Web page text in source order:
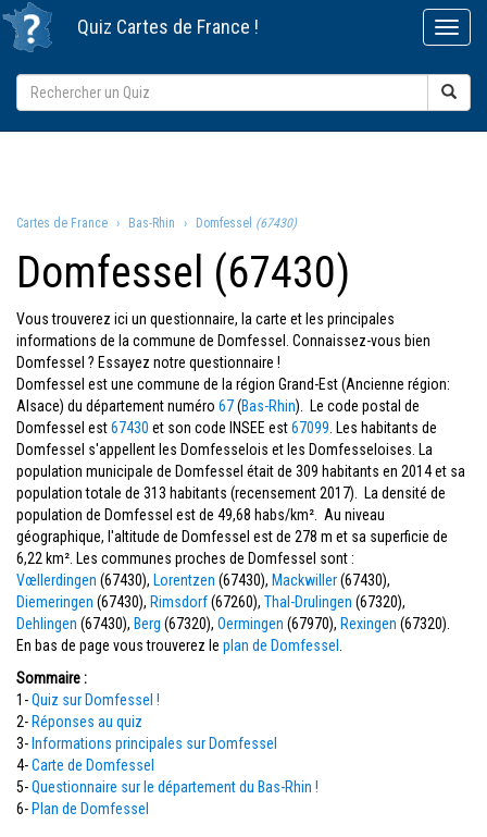
Quiz Cartes de France !
Cartes de France Bas-Rhin Domfessel (67430)
Domfessel (67430)
Vous trouverez ici un questionnaire, la carte et les principales
informations de la commune de Domfessel. Connaissez-vous bien
Domfessel ? Essayez notre questionnaire !
Domfessel est une commune de la région Grand-Est (Ancienne région:
Alsace) du département numéro 67(Bas-Rhin). Le code postal de
Domfessel est67430 et son code INSEE est67099 . Les habitants de
Domfessel s'appellent les Domfesselois et les Domfesseloises. La
population municipale de Domfessel était de 309 habitants en 2014 et sa
population totale de 313 habitants (recensement 2017). La densité de
population de Domfessel est de 49,68 habs/km². Au niveau
géographique, l'altitude de Domfessel est de 278 m et sa superficie de
6,22 km². Les communes proches de Domfessel sont :
Vœllerdingen (67430), Lorentzen (67430), Mackwiller(67430),
Diemeringen (67430), Rimsdorf(67260), Thal-Drulingen (67320),
Dehlingen (67430), Berg (67320), Oermingen (67970), Rexingen (67320).
En bas de page vous trouverez le plan de Domfessel
Sommaire :
1-Quiz sur Domfessel !
2- Réponses au quiz
3- Informations principales sur Domfessel
4-Carte de Domfessel
5-Questionnaire sur le département du Bas-Rhin !
6- Plan de Domfessel